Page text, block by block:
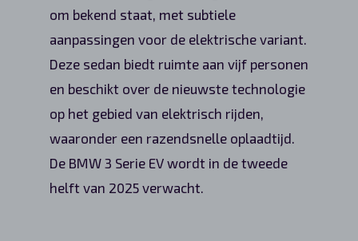
om bekend staat, met subtiele
aanpassingen voor de elektrische variant.
Deze sedan biedt ruimte aan vijf personen
en beschikt over de nieuwste technologie
op het gebied van elektrisch rijden,
waaronder een razendsnelle oplaadtijd.
De BMW 3 Serie EV wordt in de tweede
helft van 2025 verwacht.